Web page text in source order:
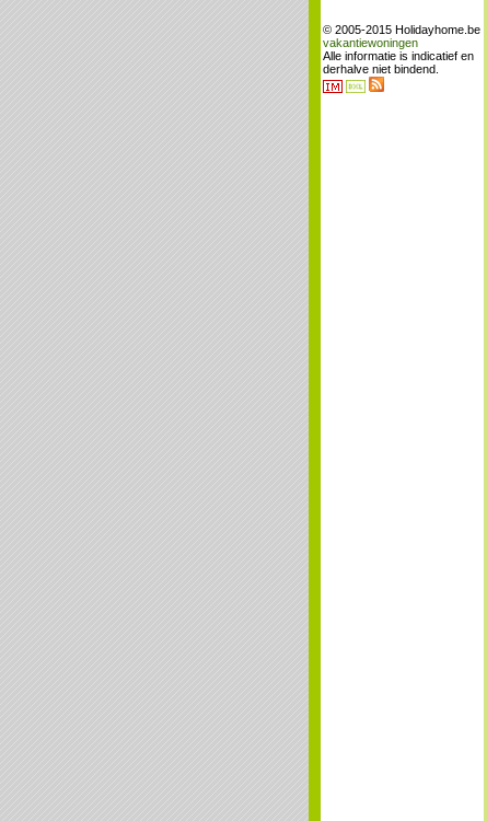
© 2005-2015 Holidayhome.be
vakantiewoningen
Alle informatie is indicatief en
derhalve niet bindend.